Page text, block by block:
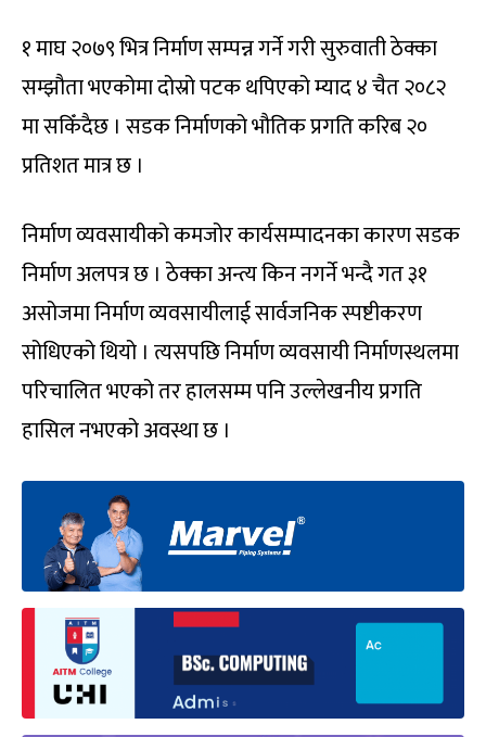
१ माघ २०७९ भित्र निर्माण सम्पन्न गर्ने गरी सुरुवाती ठेक्का
सम्झौता भएकोमा दोस्रो पटक थपिएको म्याद ४ चैत २०८२
मा सकिँदैछ । सडक निर्माणको भौतिक प्रगति करिब २०
प्रतिशत मात्र छ ।
निर्माण व्यवसायीको कमजोर कार्यसम्पादनका कारण सडक
निर्माण अलपत्र छ । ठेक्का अन्त्य किन नगर्ने भन्दै गत ३१
असोजमा निर्माण व्यवसायीलाई सार्वजनिक स्पष्टीकरण
सोधिएको थियो । त्यसपछि निर्माण व्यवसायी निर्माणस्थलमा
परिचालित भएको तर हालसम्म पनि उल्लेखनीय प्रगति
हासिल नभएको अवस्था छ ।